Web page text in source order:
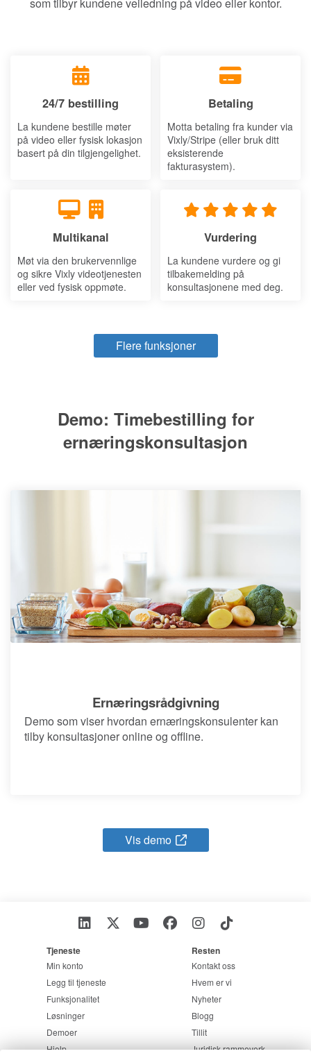
24/7 bestilling
La kundene bestille møter
på video eller fysisk lokasjon
basert på din tilgjengelighet.
Betaling
Motta betaling fra kunder via
Vixly/Stripe (eller bruk ditt
eksisterende
fakturasystem).
Multikanal
Møt via den brukervennlige
og sikre Vixly videotjenesten
eller ved fysisk oppmøte.
Vurdering
La kundene vurdere og gi
tilbakemelding på
konsultasjonene med deg.
Flere funksjoner
Demo: Timebestilling for
ernæringskonsultasjon
Ernæringsrådgivning
Demo som viser hvordan ernæringskonsulenter kan
tilby konsultasjoner online og offline.
Vis demo
Tjeneste
Min konto
Legg til tjeneste
Funksjonalitet
Løsninger
Demoer
Hjelp
Resten
Kontakt oss
Hvem er vi
Nyheter
Blogg
Tillit
Juridisk rammeverk